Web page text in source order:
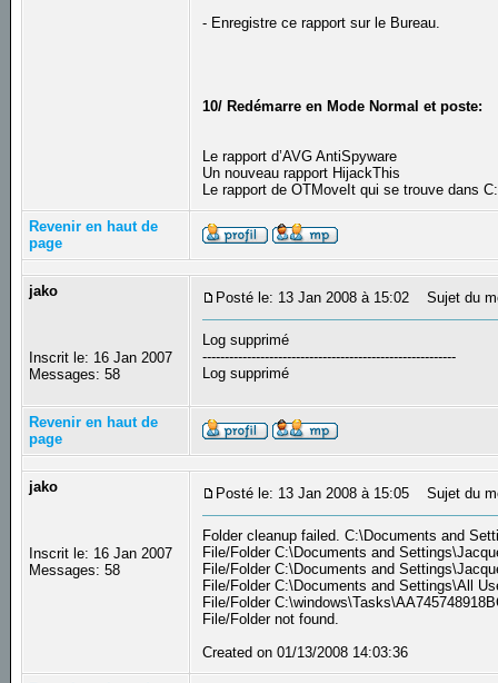
- Enregistre ce rapport sur le Bureau.
10/ Redémarre en Mode Normal et poste:
Le rapport d’AVG AntiSpyware
Un nouveau rapport HijackThis
Le rapport de OTMoveIt qui se trouve dans
Revenir en haut de
page
jako
Inscrit le: 16 Jan 2007
Messages: 58
Posté le: 13 Jan 2008 à 15:02 Sujet du
Log supprimé
---------------------------------------------------------
Log supprimé
Revenir en haut de
page
jako
Inscrit le: 16 Jan 2007
Messages: 58
Posté le: 13 Jan 2008 à 15:05 Sujet du
Folder cleanup failed. C:\Documents and
File/Folder C:\Documents and
File/Folder C:\Documents and
File/Folder C:\Documents and Settings\All
File/Folder
File/Folder not found.
Created on 01/13/2008 14:03:36